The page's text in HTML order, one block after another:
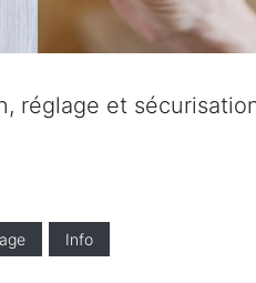
réglage et
Info